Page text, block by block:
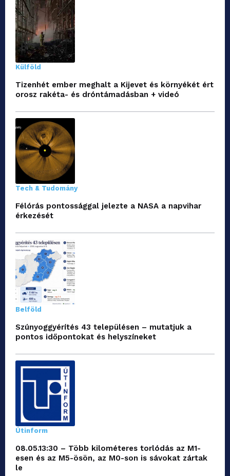
Külföld
Tizenhét ember meghalt a Kijevet és környékét ért
orosz rakéta- és dróntámadásban + videó
Tech & Tudomány
Félórás pontossággal jelezte a NASA a napvihar
érkezését
Belföld
Szúnyoggyérítés 43 településen – mutatjuk a
pontos időpontokat és helyszíneket
Útinform
08.05.13:30 – Több kilométeres torlódás az M1-
esen és az M5-ösön, az M0-son is sávokat zártak
le